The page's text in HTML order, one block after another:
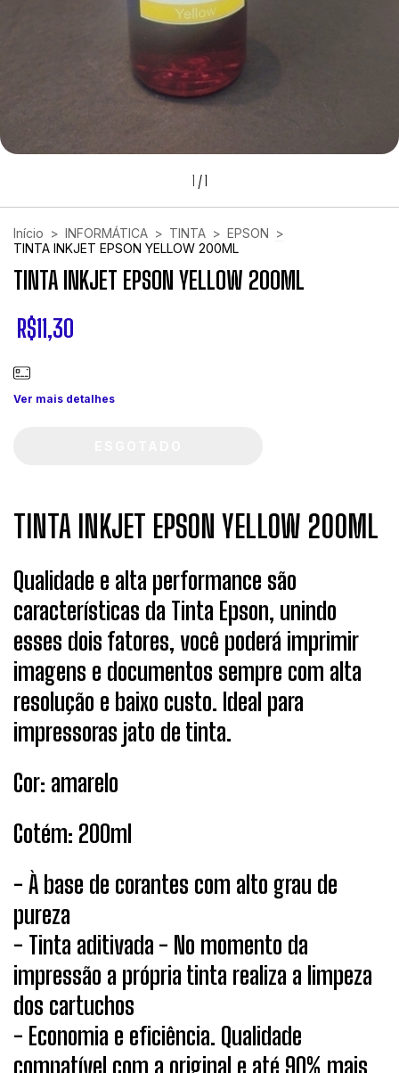
1 /1
Início > INFORMÁTICA > TINTA > EPSON >
TINTA INKJET EPSON YELLOW 200ML
TINTA INKJET EPSON YELLOW 200ML
R$11,30
Ver mais detalhes
TINTA INKJET EPSON YELLOW 200ML
Qualidade e alta performance são
características da Tinta Epson, unindo
esses dois fatores, você poderá imprimir
imagens e documentos sempre com alta
resolução e baixo custo. Ideal para
impressoras jato de tinta.
Cor: amarelo
Cotém: 200ml
- À base de corantes com alto grau de
pureza
- Tinta aditivada - No momento da
impressão a própria tinta realiza a limpeza
dos cartuchos
- Economia e eficiência. Qualidade
compatível com a original e até 90% mais